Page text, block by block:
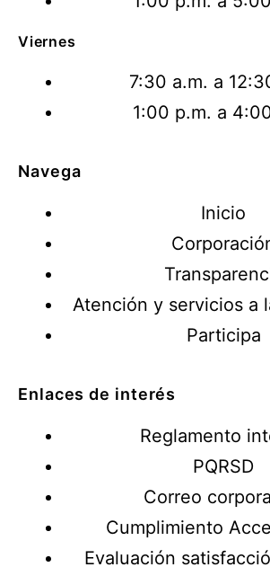
Viernes
7:30 a.m. a
1:00 p.m. a
Navega
Inicio
Atención y servicios a
Participa
Enlaces de interés
Reglamento
PQRSD
Correo
Cumplimiento
Evaluación